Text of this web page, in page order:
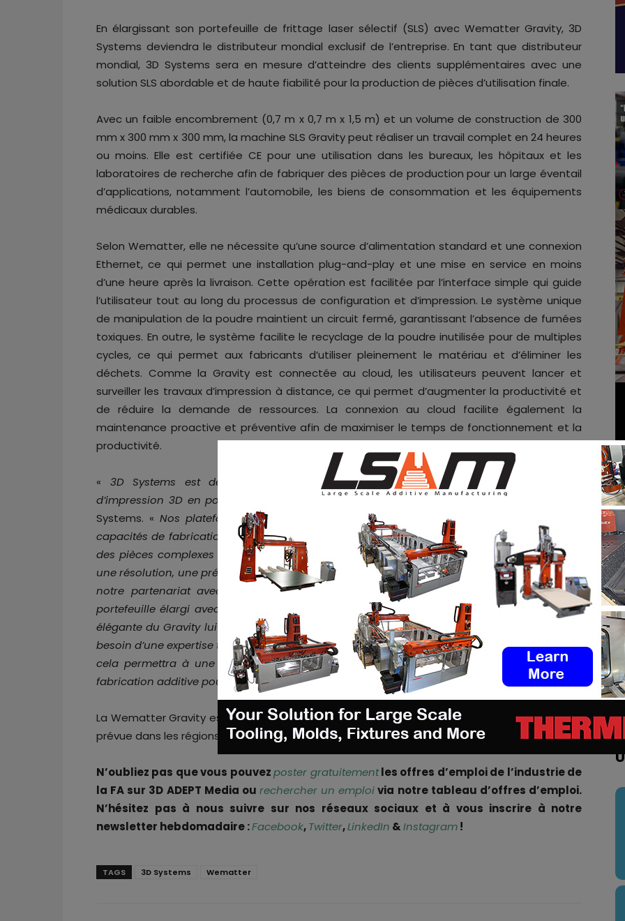
En élargissant son portefeuille de frittage laser sélectif (SLS) avec Wematter Gravity, 3D
Systems deviendra le distributeur mondial exclusif de l’entreprise. En tant que distributeur
mondial, 3D Systems sera en mesure d’atteindre des clients supplémentaires avec une
solution SLS abordable et de haute fiabilité pour la production de pièces d’utilisation finale.
Avec un faible encombrement (0,7 m x 0,7 m x 1,5 m) et un volume de construction de 300
mm x 300 mm x 300 mm, la machine SLS Gravity peut réaliser un travail complet en 24 heures
ou moins. Elle est certifiée CE pour une utilisation dans les bureaux, les hôpitaux et les
laboratoires de recherche afin de fabriquer des pièces de production pour un large éventail
d’applications, notamment l’automobile, les biens de consommation et les équipements
médicaux durables.
Selon Wematter, elle ne nécessite qu’une source d’alimentation standard et une connexion
Ethernet, ce qui permet une installation plug-and-play et une mise en service en moins
d’une heure après la livraison. Cette opération est facilitée par l’interface simple qui guide
l’utilisateur tout au long du processus de configuration et d’impression. Le système unique
de manipulation de la poudre maintient un circuit fermé, garantissant l’absence de fumées
toxiques. En outre, le système facilite le recyclage de la poudre inutilisée pour de multiples
cycles, ce qui permet aux fabricants d’utiliser pleinement le matériau et d’éliminer les
déchets. Comme la Gravity est connectée au cloud, les utilisateurs peuvent lancer et
surveiller les travaux d’impression à distance, ce qui permet d’augmenter la productivité et
de réduire la demande de ressources. La connexion au cloud facilite également la
maintenance proactive et préventive afin de maximiser le temps de fonctionnement et la
productivité.
« 3D Systems est depuis longtemps réputé pour son portefeuille de technologies
d’impression 3D en polymère
», a déclaréle Dr Jeffrey Graves, président et CEO de 3D
Systems. «Nos plateformes SLS, en particulier, permettent à nos clients d’étendre leurs
capacités de fabrication avec des matériaux en nylon de qualité production pour produire
des pièces complexes résistantes et fonctionnelles avec une excellente finition de surface,
une résolution, une précision, une répétabilité et un faible coût total des opérations. Grâce à
notre partenariat avec Wematter, nous serons désormais en mesure de proposer un
portefeuille élargi avec une plateforme à un prix plus abordable. La conception simple et
élégante du Gravity lui permet d’être intégré dans une variété d’environnements sans avoir
besoin d’une expertise technologique approfondie ou d’installations spéciales. Je pense que
cela permettra à une nouvelle catégorie de fabricants de profiter des avantages de la
fabrication additive pour transformer leurs activités et accélérer l’innovation
. »
La Wematter Gravity est actuellement disponible dans la région EMEA, avec une disponibilité
prévue dans les régions Amériques et Asie-Pacifique pour le deuxième trimestre 2023.
N’oubliez pas que vous pouvezposter gratuitementles offres d’emploi de l’industrie de
la FA sur 3D ADEPT Media ou rechercher un emploivia notre tableau d’offres d’emploi.
N’hésitez pas à nous suivre sur nos réseaux sociaux et à vous inscrire à notre
newsletter hebdomadaire :Facebook,Twitter,LinkedIn &Instagram!
TAGS 3D Systems Wematter